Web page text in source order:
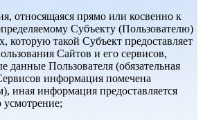
относящаяся прямо или косвенно к
Субъекту (Пользователю)
которую такой Субъект предоставляет
Сайтов и его сервисов,
данные Пользователя (обязательная
информация помечена
иная информация предоставляется
усмотрение;